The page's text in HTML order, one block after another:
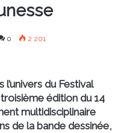
0 2 201
du Festival
édition du 14
multidisciplinaire
de la bande dessinée,